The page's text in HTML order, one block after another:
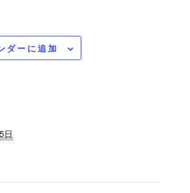
ダーに追加
日